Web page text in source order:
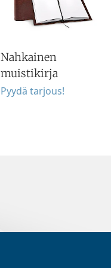
Nahkainen
muistikirja
Pyydä tarjous!